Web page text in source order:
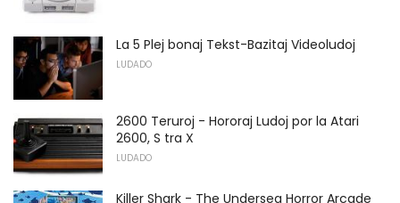
La 5 Plej bonaj Tekst-Bazitaj Videoludoj
LUDADO
2600 Teruroj - Hororaj Ludoj por la Atari
2600, S tra X
LUDADO
Killer Shark - The Undersea Horror Arcade